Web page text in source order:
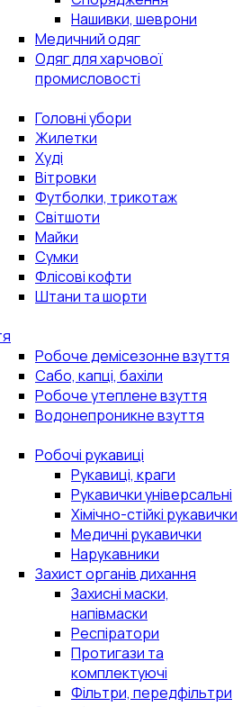
Нашивки, шеврони
Медичний одяг
Одяг для харчової
промисловості
Головні убори
Жилетки
Худі
Вітровки
Футболки, трикотаж
Світшоти
Майки
Сумки
Флісові кофти
Штани та шорти
Робоче демісезонне взуття
Сабо, капці, бахіли
Робоче утеплене взуття
Водонепроникне взуття
Робочі рукавиці
Рукавиці, краги
Рукавички універсальні
Хімічно-стійкі рукавички
Медичні рукавички
Нарукавники
Захист органів дихання
Захисні маски,
напівмаски
Респіратори
Протигази та
комплектуючі
Фільтри, передфільтри